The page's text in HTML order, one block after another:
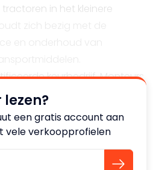
in het kleinere
keurbedrijf. Monteurs
toegerust, professionele
vullen de dienstverlening
een gratis account aan
vele verkoopprofielen